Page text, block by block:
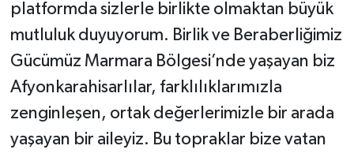
platformda sizlerle birlikte olmaktan büyük
mutluluk duyuyorum. Birlik ve Beraberliğimiz
Gücümüz Marmara Bölgesi’nde yaşayan biz
Afyonkarahisarlılar, farklılıklarımızla
zenginleşen, ortak değerlerimizle bir arada
yaşayan bir aileyiz. Bu topraklar bize vatan